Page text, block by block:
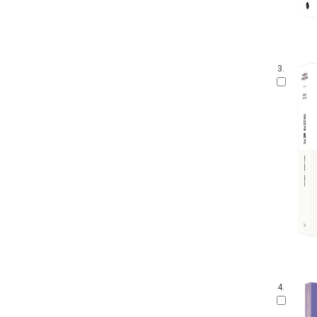
3.
4.